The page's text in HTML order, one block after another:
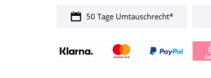
50 Tage Umtauschrecht*